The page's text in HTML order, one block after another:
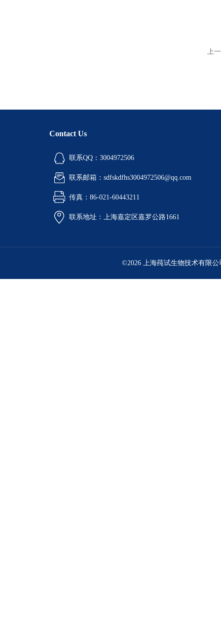
上
Contact Us
联系QQ：3004972506
联系邮箱：sdfskdfhs3004972506@qq.com
传真：86-021-60443211
联系地址：上海嘉定区嘉罗公路1661
©2026 上海莼试生物技术有限